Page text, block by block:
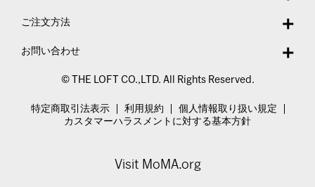
ご注文方法
お問い合わせ
© THE LOFT CO.,LTD. All Rights Reserved.
特定商取引法表示 利用規約
個人情報取り扱い規定
カスタマーハラスメントに対する基本方針
Visit MoMA.org